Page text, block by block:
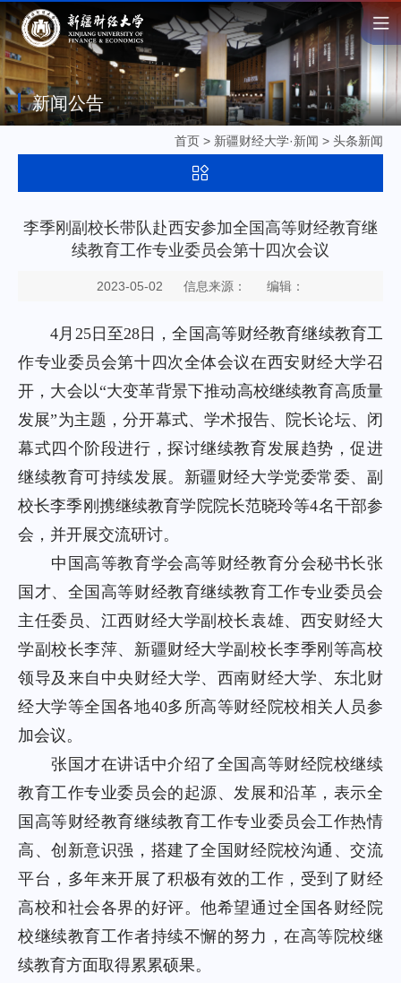
新闻公告
首页 > 新疆财经大学·新闻 > 头条新闻
李季刚副校长带队赴西安参加全国高等财经教育继
续教育工作专业委员会第十四次会议
2023-05-02 信息来源： 编辑：
4月25日至28日，全国高等财经教育继续教育工
作专业委员会第十四次全体会议在西安财经大学召
开，大会以“大变革背景下推动高校继续教育高质量
发展”为主题，分开幕式、学术报告、院长论坛、闭
幕式四个阶段进行，探讨继续教育发展趋势，促进
继续教育可持续发展。新疆财经大学党委常委、副
校长李季刚携继续教育学院院长范晓玲等4名干部参
会，并开展交流研讨。
中国高等教育学会高等财经教育分会秘书长张
国才、全国高等财经教育继续教育工作专业委员会
主任委员、江西财经大学副校长袁雄、西安财经大
学副校长李萍、新疆财经大学副校长李季刚等高校
领导及来自中央财经大学、西南财经大学、东北财
经大学等全国各地40多所高等财经院校相关人员参
加会议。
张国才在讲话中介绍了全国高等财经院校继续
教育工作专业委员会的起源、发展和沿革，表示全
国高等财经教育继续教育工作专业委员会工作热情
高、创新意识强，搭建了全国财经院校沟通、交流
平台，多年来开展了积极有效的工作，受到了财经
高校和社会各界的好评。他希望通过全国各财经院
校继续教育工作者持续不懈的努力，在高等院校继
续教育方面取得累累硕果。